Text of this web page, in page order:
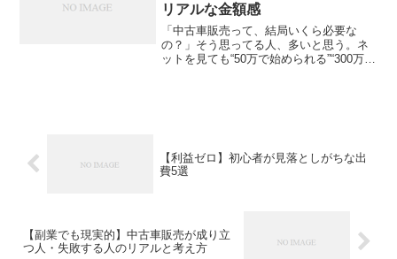
リアルな金額感
「中古車販売って、結局いくら必要な
の？」そう思ってる人、多いと思う。ネ
ットを見ても“50万で始められる”“300万か
【利益ゼロ】初心者が見落としがちな出
費5選
【副業でも現実的】中古車販売が成り立
つ人・失敗する人のリアルと考え方